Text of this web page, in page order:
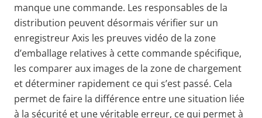
manque une commande. Les responsables de la
distribution peuvent désormais vérifier sur un
enregistreur Axis les preuves vidéo de la zone
d’emballage relatives à cette commande spécifique,
les comparer aux images de la zone de chargement
et déterminer rapidement ce qui s’est passé. Cela
permet de faire la différence entre une situation liée
à la sécurité et une véritable erreur, ce qui permet à